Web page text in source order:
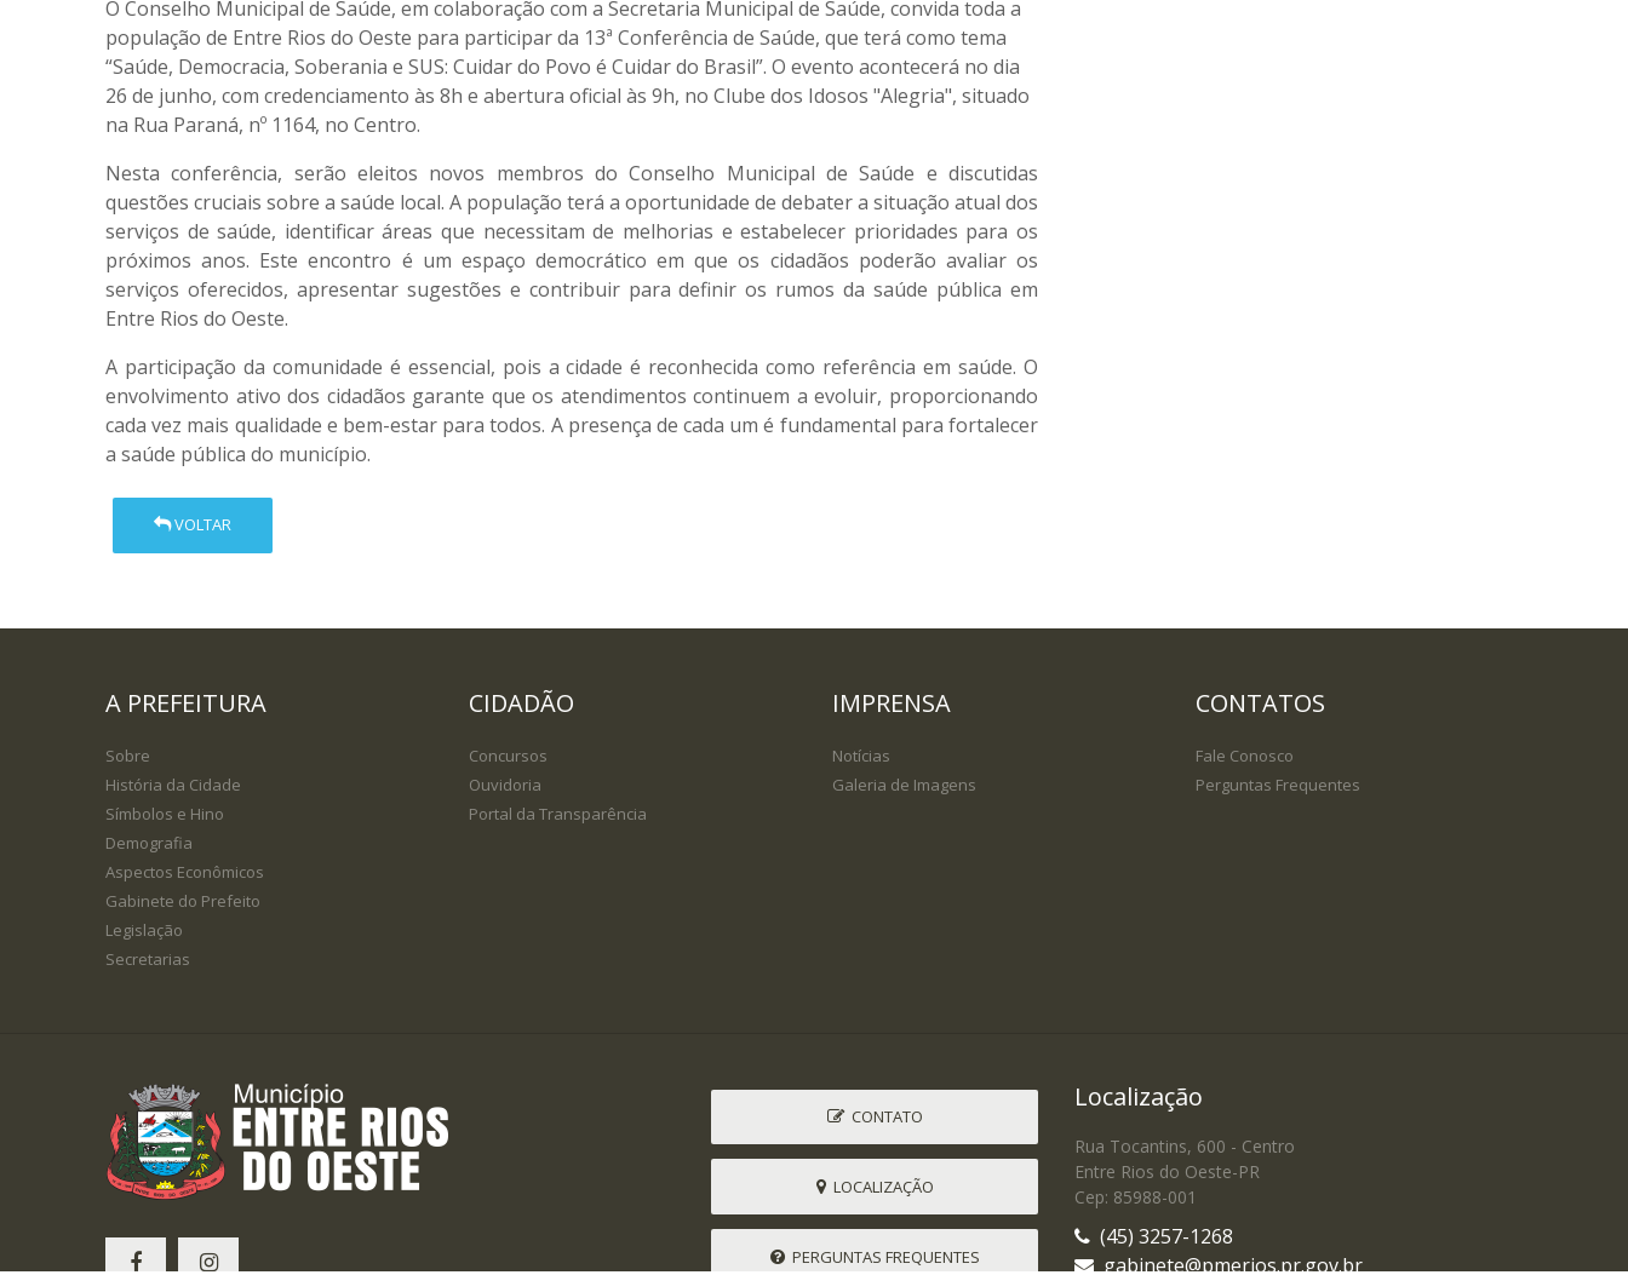
O Conselho Municipal de Saúde, em colaboração com a Secretaria Municipal de Saúde, convida toda a
população de Entre Rios do Oeste para participar da 13ª Conferência de Saúde, que terá como tema
“Saúde, Democracia, Soberania e SUS: Cuidar do Povo é Cuidar do Brasil”. O evento acontecerá no dia
26 de junho, com credenciamento às 8h e abertura oficial às 9h, no Clube dos Idosos "Alegria", situado
na Rua Paraná, nº 1164, no Centro.
Nesta conferência, serão eleitos novos membros do Conselho Municipal de Saúde e discutidas
questões cruciais sobre a saúde local. A população terá a oportunidade de debater a situação atual dos
serviços de saúde, identificar áreas que necessitam de melhorias e estabelecer prioridades para os
próximos anos. Este encontro é um espaço democrático em que os cidadãos poderão avaliar os
serviços oferecidos, apresentar sugestões e contribuir para definir os rumos da saúde pública em
Entre Rios do Oeste.
A participação da comunidade é essencial, pois a cidade é reconhecida como referência em saúde. O
envolvimento ativo dos cidadãos garante que os atendimentos continuem a evoluir, proporcionando
cada vez mais qualidade e bem-estar para todos. A presença de cada um é fundamental para fortalecer
a saúde pública do município.
VOLTAR
A PREFEITURA
Sobre
História da Cidade
Símbolos e Hino
Demografia
Aspectos Econômicos
Gabinete do Prefeito
Legislação
Secretarias
CIDADÃO
Concursos
Ouvidoria
Portal da Transparência
IMPRENSA
Notícias
Galeria de Imagens
CONTATOS
Fale Conosco
Perguntas Frequentes
CONTATO
LOCALIZAÇÃO
PERGUNTAS FREQUENTES
Localização
Rua Tocantins, 600 - Centro
Entre Rios do Oeste-PR
Cep: 85988-001
(45) 3257-1268
gabinete@pmerios.pr.gov.br